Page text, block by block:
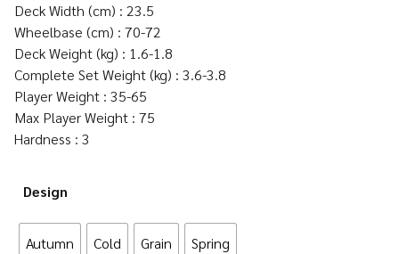
Deck Width (cm) : 23.5
Wheelbase (cm) : 70-72
Deck Weight (kg) : 1.6-1.8
Complete Set Weight (kg) : 3.6-3.8
Player Weight : 35-65
Max Player Weight : 75
Hardness : 3
Design
Autumn Cold Grain Spring